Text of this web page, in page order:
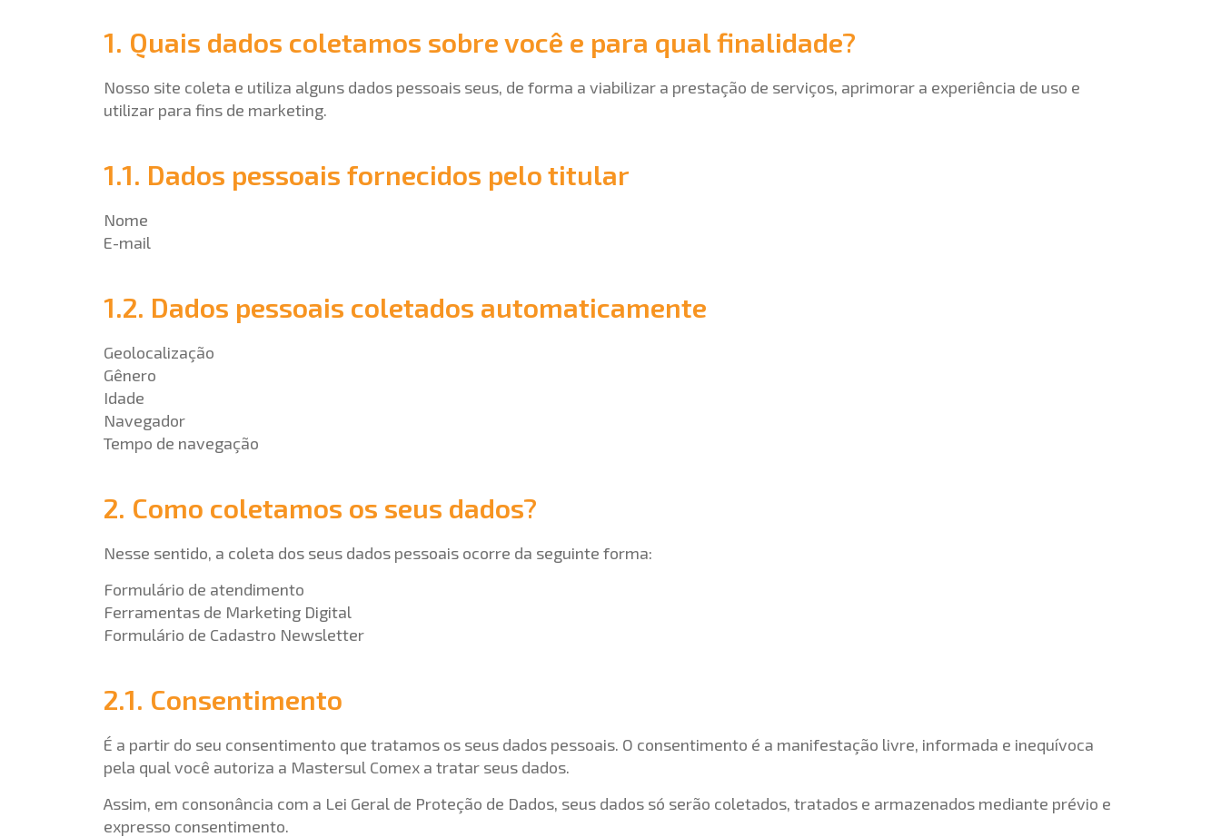
1. Quais dados coletamos sobre você e para qual finalidade?
Nosso site coleta e utiliza alguns dados pessoais seus, de forma a viabilizar a prestação de serviços, aprimorar a experiência de uso e
utilizar para fins de marketing.
1.1. Dados pessoais fornecidos pelo titular
Nome
E-mail
1.2. Dados pessoais coletados automaticamente
Geolocalização
Gênero
Idade
Navegador
Tempo de navegação
2. Como coletamos os seus dados?
Nesse sentido, a coleta dos seus dados pessoais ocorre da seguinte forma:
Formulário de atendimento
Ferramentas de Marketing Digital
Formulário de Cadastro Newsletter
2.1. Consentimento
É a partir do seu consentimento que tratamos os seus dados pessoais. O consentimento é a manifestação livre, informada e inequívoca
pela qual você autoriza a Mastersul Comex a tratar seus dados.
Assim, em consonância com a Lei Geral de Proteção de Dados, seus dados só serão coletados, tratados e armazenados mediante prévio e
expresso consentimento.